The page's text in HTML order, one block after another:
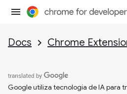
Docs Chrome
Google utiliza tecnología de IA para